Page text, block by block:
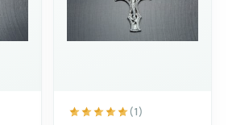
(1)